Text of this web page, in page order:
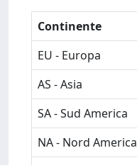
Continente
EU - Europa
AS - Asia
SA - Sud America
NA - Nord America